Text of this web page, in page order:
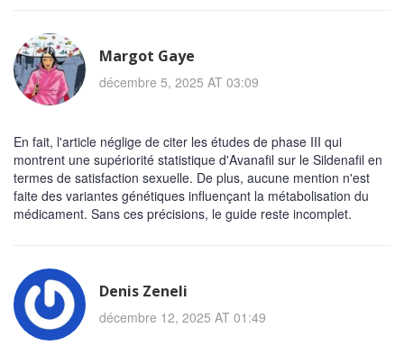
Margot Gaye
décembre 5, 2025 AT 03:09
En fait, l'article néglige de citer les études de phase III qui
montrent une supériorité statistique d'Avanafil sur le Sildenafil en
termes de satisfaction sexuelle. De plus, aucune mention n'est
faite des variantes génétiques influençant la métabolisation du
médicament. Sans ces précisions, le guide reste incomplet.
Denis Zeneli
décembre 12, 2025 AT 01:49